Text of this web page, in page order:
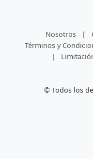
Nosotros |
Términos y
|
© Todos los